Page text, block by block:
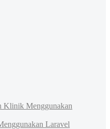
Klinik Menggunakan
Laravel